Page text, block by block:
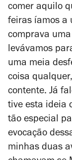
comer aquilo
feiras íamos a
comprava
levávamos
uma meia
coisa
contente. Já
tive esta ideia
tão especial
evocação
minhas duas